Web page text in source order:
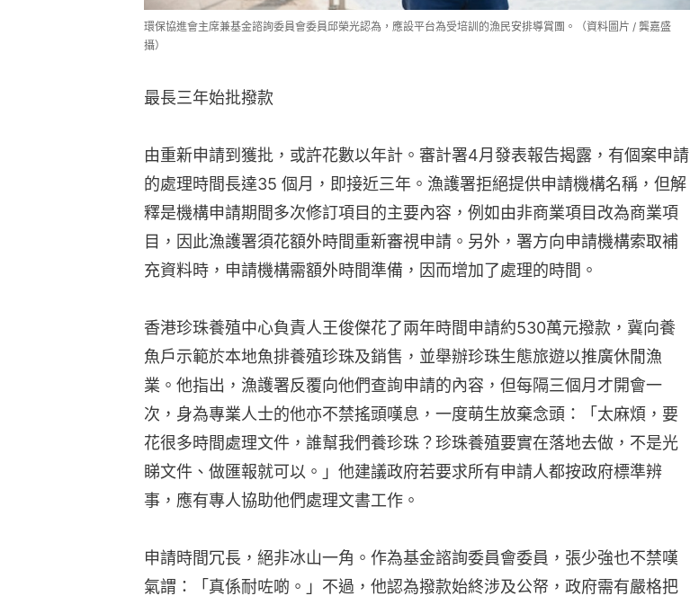
環保協進會主席兼基金諮詢委員會委員邱榮光認為，應設平台為受培訓的漁民安排導賞團。（資料圖片 / 龔嘉盛
攝）
最長三年始批撥款
由重新申請到獲批，或許花數以年計。審計署4月發表報告揭露，有個案申請
的處理時間長達35 個月，即接近三年。漁護署拒絕提供申請機構名稱，但解
釋是機構申請期間多次修訂項目的主要內容，例如由非商業項目改為商業項
目，因此漁護署須花額外時間重新審視申請。另外，署方向申請機構索取補
充資料時，申請機構需額外時間準備，因而增加了處理的時間。
香港珍珠養殖中心負責人王俊傑花了兩年時間申請約530萬元撥款，冀向養
魚戶示範於本地魚排養殖珍珠及銷售，並舉辦珍珠生態旅遊以推廣休閒漁
業。他指出，漁護署反覆向他們查詢申請的內容，但每隔三個月才開會一
次，身為專業人士的他亦不禁搖頭嘆息，一度萌生放棄念頭：「太麻煩，要
花很多時間處理文件，誰幫我們養珍珠？珍珠養殖要實在落地去做，不是光
睇文件、做匯報就可以。」他建議政府若要求所有申請人都按政府標準辨
事，應有專人協助他們處理文書工作。
申請時間冗長，絕非冰山一角。作為基金諮詢委員會委員，張少強也不禁嘆
氣謂：「真係耐咗啲。」不過，他認為撥款始終涉及公帑，政府需有嚴格把